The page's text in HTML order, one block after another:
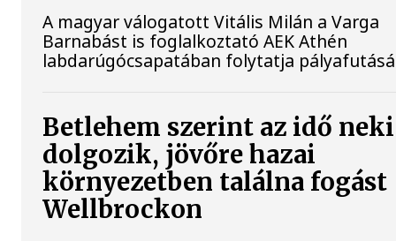
A magyar válogatott Vitális Milán a Varga
Barnabást is foglalkoztató AEK Athén
labdarúgócsapatában folytatja
Betlehem szerint az idő neki
dolgozik, jövőre hazai
környezetben találna fogást
Wellbrockon